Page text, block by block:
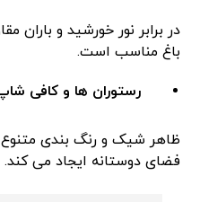
در برابر نور خورشید و باران
باغ مناسب است.
رستوران‌ ها و کافی
ظاهر شیک و رنگ‌ بندی متنوع،
فضای دوستانه ایجاد می‌ کند.